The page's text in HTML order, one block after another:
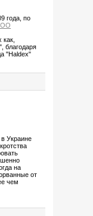
года, по
благодаря
"Haldex"
Украине
на
от
чем